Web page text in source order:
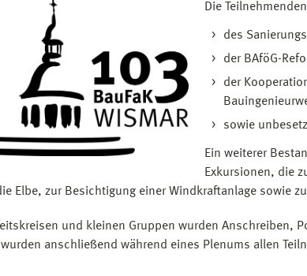
Die
des
der BAföG-
der
sowie
Ein weiterer
Exkursionen, die
Elbe, zur Besichtigung einer Windkraftanlage sowie
und kleinen Gruppen wurden Anschreiben,
wurden anschließend während eines Plenums allen